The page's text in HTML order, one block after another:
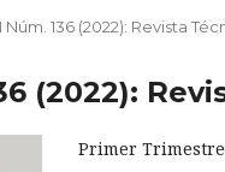
Núm. 136 (2022): Revista
(2022):
Primer Trimestre